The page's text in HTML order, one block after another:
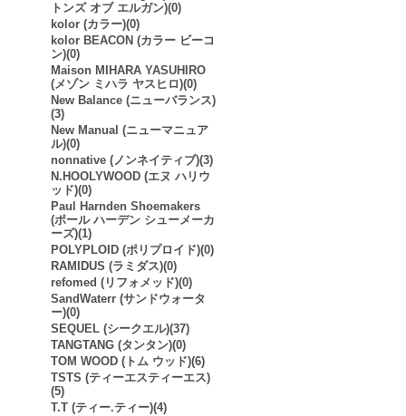
トンズ オブ エルガン)(0)
kolor (カラー)(0)
kolor BEACON (カラー ビーコ
ン)(0)
Maison MIHARA YASUHIRO
(メゾン ミハラ ヤスヒロ)(0)
New Balance (ニューバランス)
(3)
New Manual (ニューマニュア
ル)(0)
nonnative (ノンネイティブ)(3)
N.HOOLYWOOD (エヌ ハリウ
ッド)(0)
Paul Harnden Shoemakers
(ポール ハーデン シューメーカ
ーズ)(1)
POLYPLOID (ポリプロイド)(0)
RAMIDUS (ラミダス)(0)
refomed (リフォメッド)(0)
SandWaterr (サンドウォータ
ー)(0)
SEQUEL (シークエル)(37)
TANGTANG (タンタン)(0)
TOM WOOD (トム ウッド)(6)
TSTS (ティーエスティーエス)
(5)
T.T (ティー.ティー)(4)